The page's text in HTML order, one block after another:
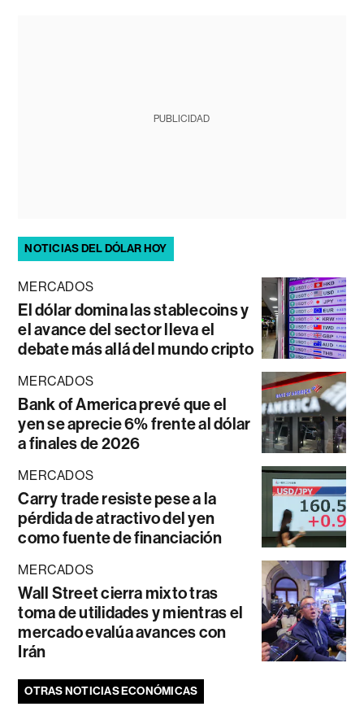
PUBLICIDAD
NOTICIAS DEL DÓLAR HOY
MERCADOS
El dólar domina las stablecoins y
el avance del sector lleva el
debate más allá del mundo cripto
MERCADOS
Bank of America prevé que el
yen se aprecie 6% frente al dólar
a finales de 2026
MERCADOS
Carry trade resiste pese a la
pérdida de atractivo del yen
como fuente de financiación
MERCADOS
Wall Street cierra mixto tras
toma de utilidades y mientras el
mercado evalúa avances con
Irán
OTRAS NOTICIAS ECONÓMICAS